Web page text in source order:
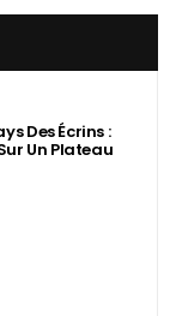
Des Écrins :
Un Plateau